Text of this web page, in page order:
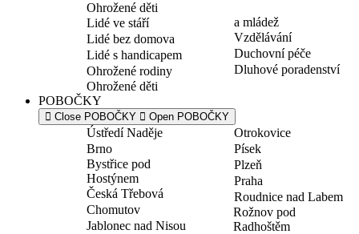
Ohrožené děti
Lidé ve stáří
Lidé bez domova
Lidé s handicapem
Ohrožené rodiny
Ohrožené děti
a mládež
Vzdělávání
Duchovní péče
Dluhové poradenství
POBOČKY
Close POBOČKY Open POBOČKY
Ústředí Naděje
Brno
Bystřice pod
Hostýnem
Česká Třebová
Chomutov
Jablonec nad Nisou
Otrokovice
Písek
Plzeň
Praha
Roudnice nad Labem
Rožnov pod
Radhoštěm